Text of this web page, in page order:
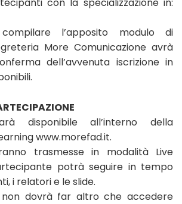
l’apposito modulo di
More Comunicazione avrà
dell’avvenuta iscrizione in
disponibile all’interno della
www.morefad.it.
trasmesse in modalità Live
potrà seguire in tempo
i relatori e le slide.
dovrà far altro che accedere